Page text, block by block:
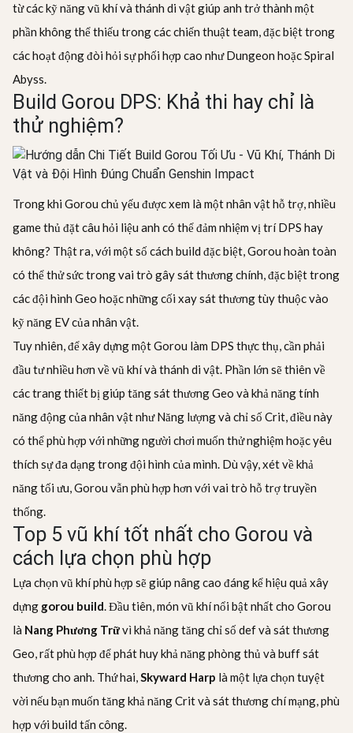
từ các kỹ năng vũ khí và thánh di vật giúp anh trở thành một
phần không thể thiếu trong các chiến thuật team, đặc biệt trong
các hoạt động đòi hỏi sự phối hợp cao như Dungeon hoặc Spiral
Abyss.
Build Gorou DPS: Khả thi hay chỉ là
thử nghiệm?
Trong khi Gorou chủ yếu được xem là một nhân vật hỗ trợ, nhiều
game thủ đặt câu hỏi liệu anh có thể đảm nhiệm vị trí DPS hay
không? Thật ra, với một số cách build đặc biệt, Gorou hoàn toàn
có thể thử sức trong vai trò gây sát thương chính, đặc biệt trong
các đội hình Geo hoặc những cối xay sát thương tùy thuộc vào
kỹ năng EV của nhân vật.
Tuy nhiên, để xây dựng một Gorou làm DPS thực thụ, cần phải
đầu tư nhiều hơn về vũ khí và thánh di vật. Phần lớn sẽ thiên về
các trang thiết bị giúp tăng sát thương Geo và khả năng tính
năng động của nhân vật như Năng lượng và chỉ số Crit, điều này
có thể phù hợp với những người chơi muốn thử nghiệm hoặc yêu
thích sự đa dạng trong đội hình của mình. Dù vậy, xét về khả
năng tối ưu, Gorou vẫn phù hợp hơn với vai trò hỗ trợ truyền
thống.
Top 5 vũ khí tốt nhất cho Gorou và
cách lựa chọn phù hợp
Lựa chọn vũ khí phù hợp sẽ giúp nâng cao đáng kể hiệu quả xây
dựng gorou build. Đầu tiên, món vũ khí nổi bật nhất cho Gorou
là Nang Phương Trữvì khả năng tăng chỉ số def và sát thương
Geo, rất phù hợp để phát huy khả năng phòng thủ và buff sát
thương cho anh. Thứ hai,Skyward Harp là một lựa chọn tuyệt
vời nếu bạn muốn tăng khả năng Crit và sát thương chí mạng, phù
hợp với build tấn công.